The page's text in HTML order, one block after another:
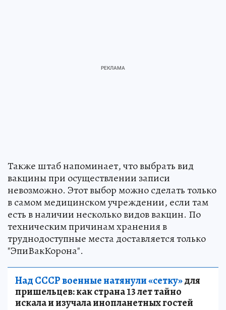
Также штаб напоминает, что выбрать вид
вакцины при осуществлении записи
невозможно. Этот выбор можно сделать только
в самом медицинском учреждении, если там
есть в наличии несколько видов вакцин. По
техническим причинам хранения в
труднодоступные места доставляется только
"ЭпиВакКорона".
Над СССР военные натянули «сетку»для
пришельцев: как страна 13 лет тайно
искала и изучала инопланетных гостей